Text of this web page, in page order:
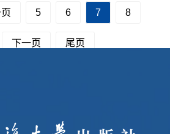
页 5 6 7 8
下一页 尾页